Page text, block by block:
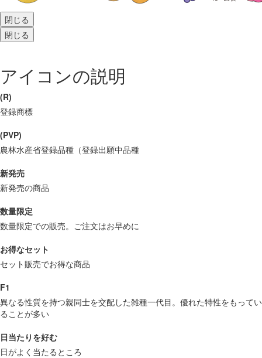
閉じる
閉じる
アイコンの説明
(R)
登録商標
(PVP)
農林水産省登録品種（登録出願中品種
新発売
新発売の商品
数量限定
数量限定での販売。ご注文はお早めに
お得なセット
セット販売でお得な商品
F1
異なる性質を持つ親同士を交配した雑種一代目。優れた特性をもってい
ることが多い
日当たりを好む
日がよく当たるところ